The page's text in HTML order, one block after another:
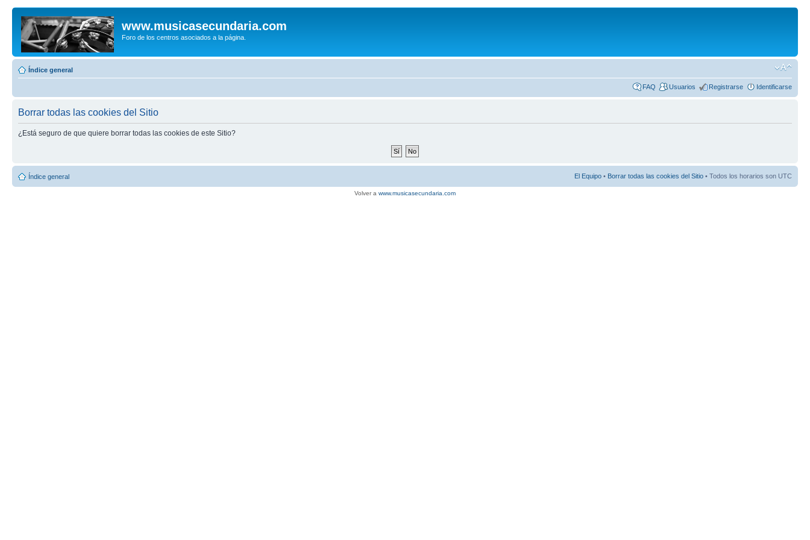
www.musicasecundaria.com
Foro de los centros asociados a la página.
Índice general
FAQ Usuarios Registrarse Identificarse
Borrar todas las cookies del Sitio
¿Está seguro de que quiere borrar todas las cookies de este Sitio?
Índice general El Equipo • Borrar todas las cookies del Sitio • Todos los horarios son UTC
Volver a www.musicasecundaria.com